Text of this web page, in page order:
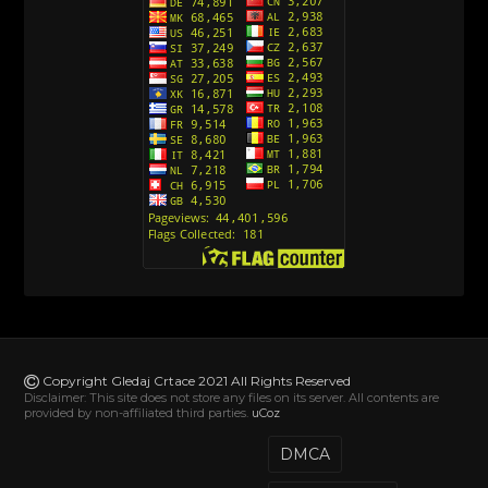
Action Man (Sinhronizovano na Hrvatski)
Action Man (2000) Sinhronizovano na Hrvatski
Andjeoski Prijatelji (Sinhronizovano na Srpski)
Ajkuca (Sharkdog) Sinhronizovano na Srpski
Alvin i veverice (Alvinnn!!! And the Chipmunks)
Sinhronizovano na Srpski
Avanture Mačka u čizmama (Sinhronizovano na
[78]
Abominable The Invisible (2022) Sinhronizovano
Copyright Gledaj Crtace 2021 All Rights Reserved
Disclaimer: This site does not store any files on its server. All contents are
provided by non-affiliated third parties. uCoz
DMCA